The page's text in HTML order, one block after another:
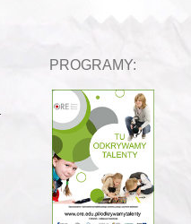
PROGRAMY: